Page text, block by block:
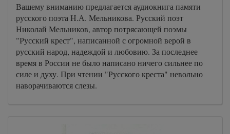
Вашему вниманию предлагается аудиокнига памяти
русского поэта Н.А. Мельникова. Русский поэт
Николай Мельников, автор потрясающей поэмы
"Русский крест", написанной с огромной верой в
русский народ, надеждой и любовию. За последнее
время в России не было написано ничего сильнее по
силе и духу. При чтении "Русского креста" невольно
наворачиваются слезы.